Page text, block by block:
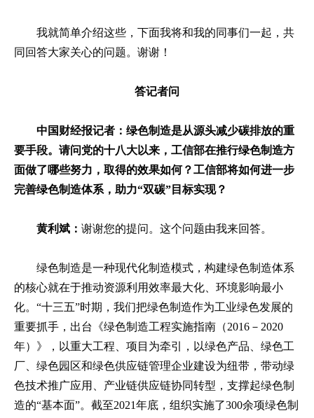
我就简单介绍这些，下面我将和我的同事们一起，共
同回答大家关心的问题。谢谢！
答记者问
中国财经报记者：绿色制造是从源头减少碳排放的重
要手段。请问党的十八大以来，工信部在推行绿色制造方
面做了哪些努力，取得的效果如何？工信部将如何进一步
完善绿色制造体系，助力“双碳”目标实现？
黄利斌： 谢谢您的提问。这个问题由我来回答。
绿色制造是一种现代化制造模式，构建绿色制造体系
的核心就在于推动资源利用效率最大化、环境影响最小
化。“十三五”时期，我们把绿色制造作为工业绿色发展的
重要抓手，出台《绿色制造工程实施指南（2016－2020
年）》，以重大工程、项目为牵引，以绿色产品、绿色工
厂、绿色园区和绿色供应链管理企业建设为纽带，带动绿
色技术推广应用、产业链供应链协同转型，支撑起绿色制
造的“基本面”。截至2021年底，组织实施了300余项绿色制